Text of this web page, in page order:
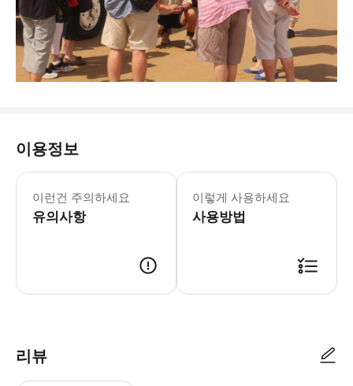
이용정보
이런건 주의하세요
유의사항
* 시드니 CBD에서 3km 이내 지역은
이렇게 사용하세요
사용방법
리뷰